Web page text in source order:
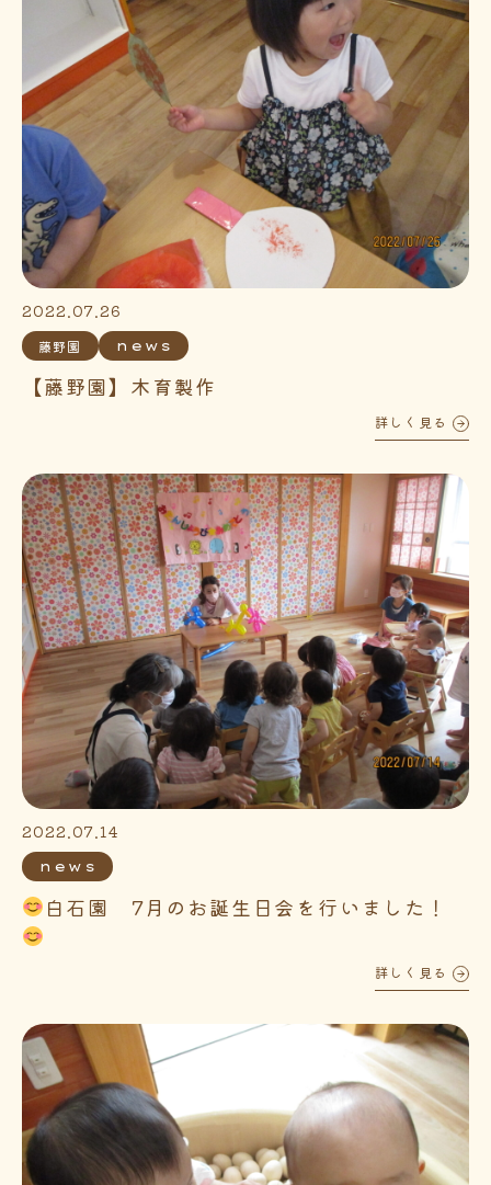
2022.07.26
藤野園 news
【藤野園】木育製作
詳しく見る
2022.07.14
news
白石園 7月のお誕生日会を行いました！
詳しく見る